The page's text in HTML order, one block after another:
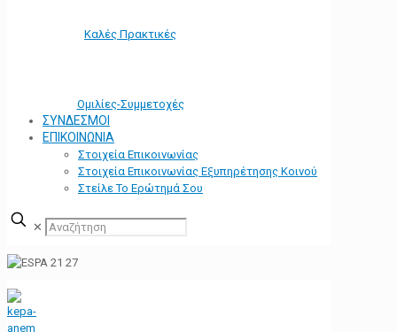
Καλές Πρακτικές
Ομιλίες-Συμμετοχές
ΣΥΝΔΕΣΜΟΙ
ΕΠΙΚΟΙΝΩΝΙΑ
Στοιχεία Επικοινωνίας
Στοιχεία Επικοινωνίας Εξυπηρέτησης Κοινού
Στείλε Το Ερώτημά Σου
✕